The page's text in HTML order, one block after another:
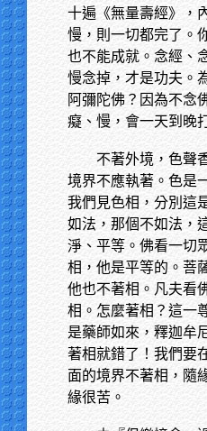
十遍《無量壽經》，
慢，則一切都完了。
也不能成就。念經、
慢念掉，才是功夫。
阿彌陀佛？因為不念
癡、慢，會一天到晚
不著外境，色聲
境界不應執著。色是
我們見色相，分別這
如法，那個不如法，
淨、平等。佛看一切
相，他是平等的。菩
他也不著相。凡夫看
相。怎麼著相？這一
是藥師如來，釋迦牟
著相就錯了！我們要
面的境界不著相，隨
緣很苦。